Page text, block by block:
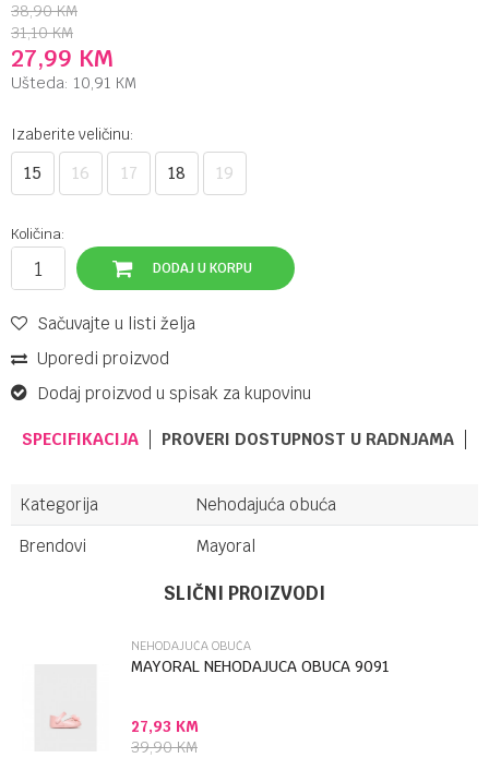
38,90 KM
31,10 KM
27,99 KM
Ušteda: 10,91 KM
Izaberite veličinu:
15 16 17 18 19
Količina:
DODAJ U KORPU
Sačuvajte u listi želja
Uporedi proizvod
Dodaj proizvod u spisak za kupovinu
SPECIFIKACIJA PROVERI DOSTUPNOST U RADNJAMA
Kategorija
Nehodajuća obuća
Brendovi
Mayoral
Poruka
SLIČNI PROIZVODI
NEHODAJUĆA OBUĆA
MAYORAL NEHODAJUCA OBUCA 9091
27,93 KM
39,90KM